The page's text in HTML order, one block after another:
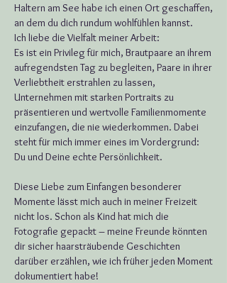
Haltern am See habe ich einen Ort geschaffen,
an dem du dich rundum wohlfühlen kannst.
Ich liebe die Vielfalt meiner Arbeit:
Es ist ein Privileg für mich, Brautpaare an ihrem
aufregendsten Tag zu begleiten, Paare in ihrer
Verliebtheit erstrahlen zu lassen,
Unternehmen mit starken Portraits zu
präsentieren und wertvolle Familienmomente
einzufangen, die nie wiederkommen. Dabei
steht für mich immer eines im Vordergrund:
Du und Deine echte Persönlichkeit.
Diese Liebe zum Einfangen besonderer
Momente lässt mich auch in meiner Freizeit
nicht los. Schon als Kind hat mich die
Fotografie gepackt – meine Freunde könnten
dir sicher haarsträubende Geschichten
darüber erzählen, wie ich früher jeden Moment
dokumentiert habe!